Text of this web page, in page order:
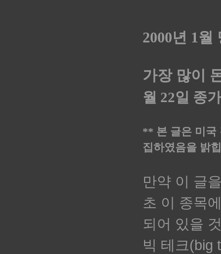
2000년 1
가장 많이
월 22일 종
** 본 글은 미국
집하였음을 밝
만약 이 글
초 이 종목
되어 있을
빅 테크(big